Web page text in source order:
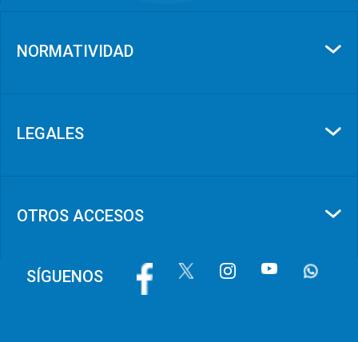
NORMATIVIDAD
LEGALES
OTROS ACCESOS
SÍGUENOS Imagen Imagen Imagen Imagen Imagen